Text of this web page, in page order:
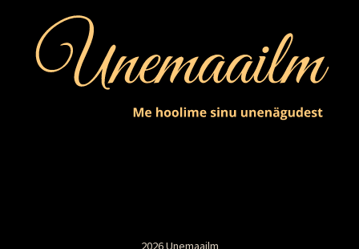
2026 Unemaailm